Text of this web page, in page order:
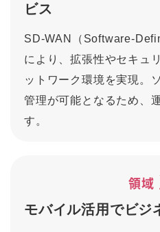
ビス
SD-WAN（Software-
により、拡張性やセキュ
ットワーク環境を実現。
管理が可能となるため、
す。
領域
モバイル活用でビジ